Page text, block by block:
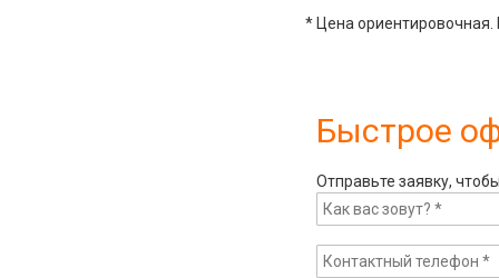
* Цена ориентировочная.
Быстрое
Отправьте заявку,